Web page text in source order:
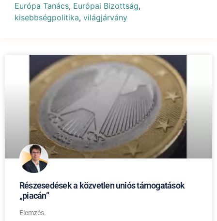
Részesedések a közvetlen uniós támogatások
„piacán”
Elemzés.
Európa Tanács, Európai Bizottság,
kisebbségpolitika, világjárvány